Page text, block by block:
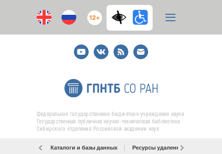
12+
YoutubeВКонтакте
RSS
E-
mail
подписка
Федеральное государственное бюджетное учреждение науки
Государственная публичная научно-техническая библиотека
Сибирского отделения Российской академии наук
Каталоги и базы данных Ресурсы удаленного доступа